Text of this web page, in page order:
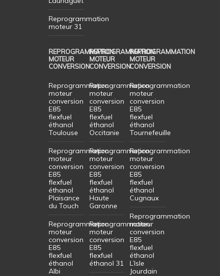
Reprogrammation
moteur 31
REPROGRAMMATION
MOTEUR
CONVERSION
Reprogrammation
moteur
conversion
E85
flexfuel
éthanol
Toulouse
Reprogrammation
moteur
conversion
E85
flexfuel
éthanol
Plaisance
du Touch
Reprogrammation
moteur
conversion
E85
flexfuel
éthanol
Albi
REPROGRAMMATION
MOTEUR
CONVERSION
Reprogrammation
moteur
conversion
E85
flexfuel
éthanol
Occitanie
Reprogrammation
moteur
conversion
E85
flexfuel
éthanol
Haute
Garonne
Reprogrammation
moteur
conversion
E85
flexfuel
éthanol 31
REPROGRAMMATION
MOTEUR
CONVERSION
Reprogrammation
moteur
conversion
E85
flexfuel
éthanol
Tournefeuille
Reprogrammation
moteur
conversion
E85
flexfuel
éthanol
Cugnaux
Reprogrammation
moteur
conversion
E85
flexfuel
éthanol
L’Isle
Jourdain